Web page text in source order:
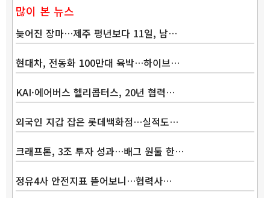
많이 본 뉴스
늦어진 장마…제주 평년보다 11일, 남…
현대차, 전동화 100만대 육박…하이브…
KAI·에어버스 헬리콥터스, 20년 협력…
외국인 지갑 잡은 롯데백화점…실적도…
크래프톤, 3조 투자 성과…배그 원툴 한…
정유4사 안전지표 뜯어보니…협력사…